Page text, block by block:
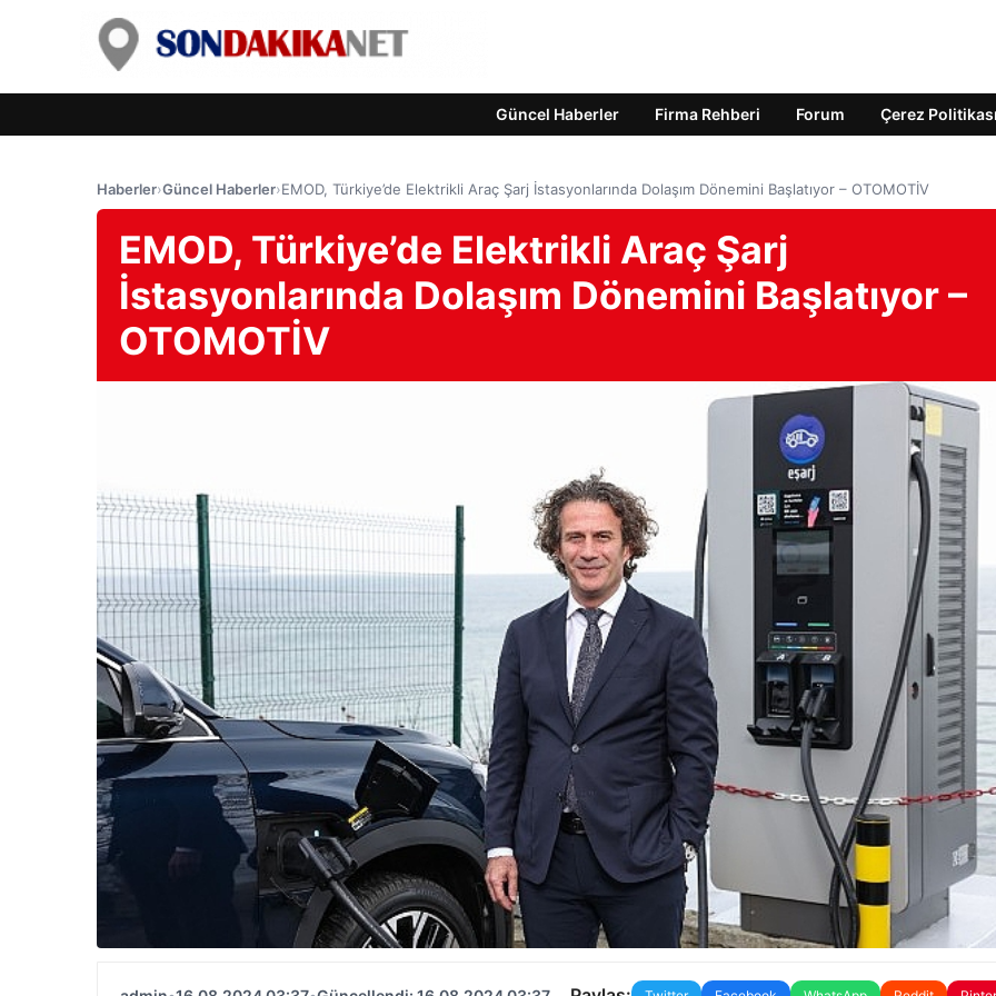
Güncel Haberler Firma Rehberi Forum Çerez Politikası
Haberler›Güncel Haberler›EMOD, Türkiye’de Elektrikli Araç Şarj İstasyonlarında Dolaşım Dönemini Başlatıyor – OTOMOTİV
EMOD, Türkiye’de Elektrikli Araç Şarj
İstasyonlarında Dolaşım Dönemini Başlatıyor –
OTOMOTİV